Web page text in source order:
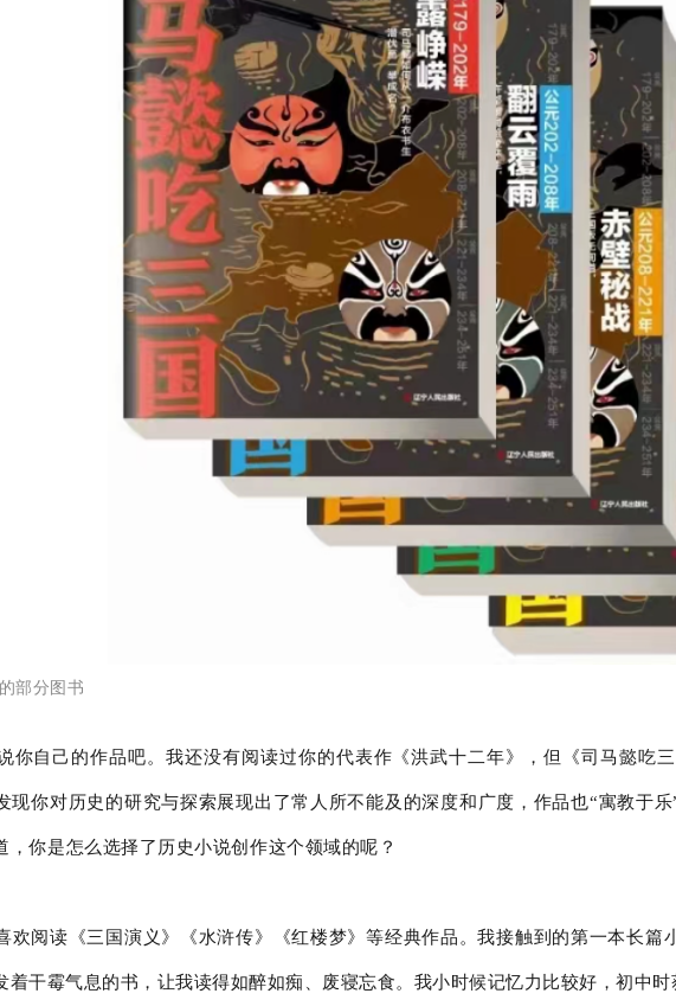
分图书
你自己的作品吧。我还没有阅读过你的代表作《洪武十二年》，但《司马懿吃
现你对历史的研究与探索展现出了常人所不能及的深度和广度，作品也“寓教于
，你是怎么选择了历史小说创作这个领域的呢？
欢阅读《三国演义》《水浒传》《红楼梦》等经典作品。我接触到的第一本长篇
着干霉气息的书，让我读得如醉如痴、废寝忘食。我小时候记忆力比较好，初中